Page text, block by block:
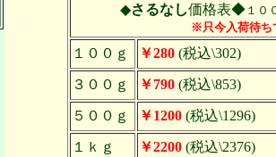
◆さるなし価格表◆１０
※只今入荷待ち
１００ｇ ￥280 (税込\302)
３００ｇ ￥790 (税込\853)
５００ｇ ￥1200 (税込\1296)
１ｋｇ ￥2200 (税込\2376)